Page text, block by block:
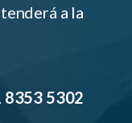
a la
8353 5302